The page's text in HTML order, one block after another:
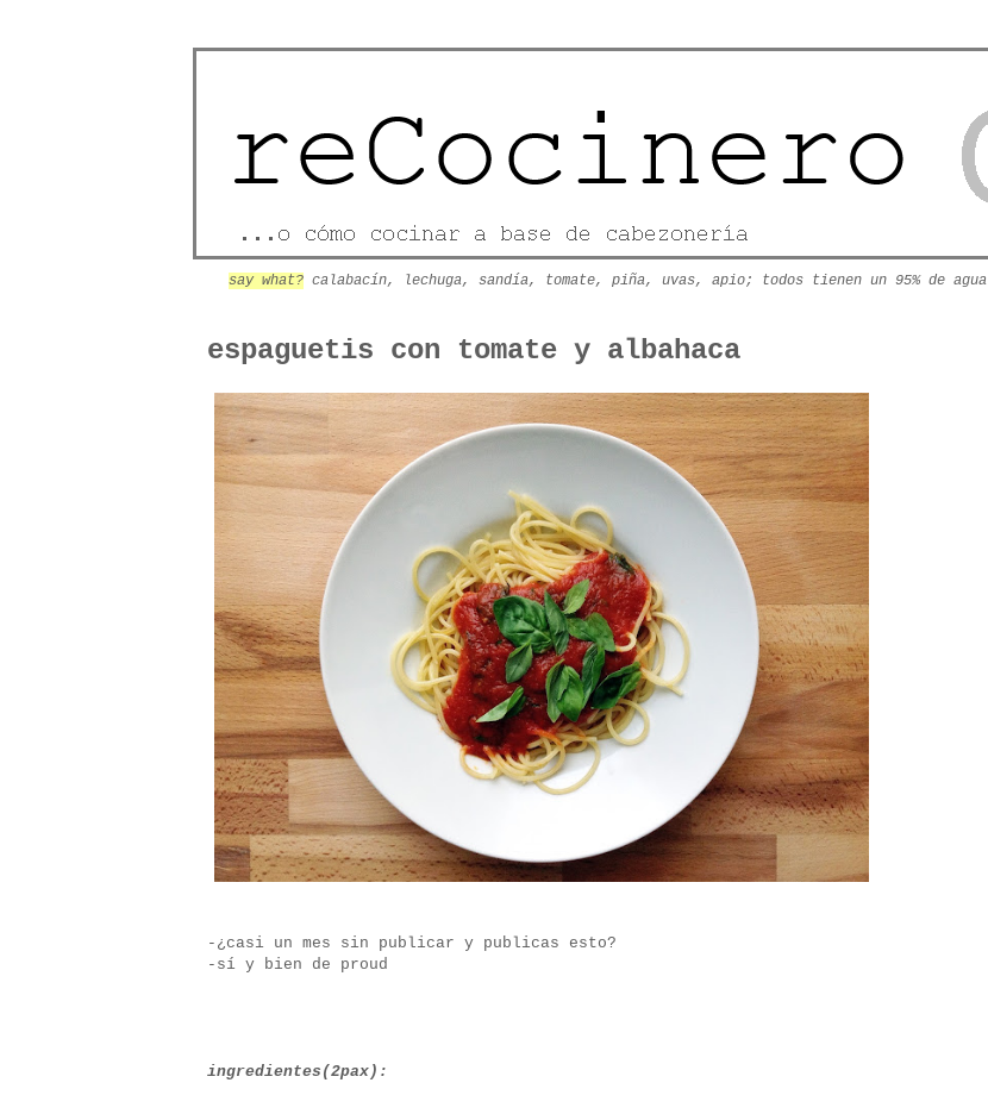
say what? calabacín, lechuga, sandía, tomate, piña, uvas, apio; todos tienen un 95% de agua
espaguetis con tomate y albahaca
-¿casi un mes sin publicar y publicas esto?
-sí y bien de proud
ingredientes(2pax):